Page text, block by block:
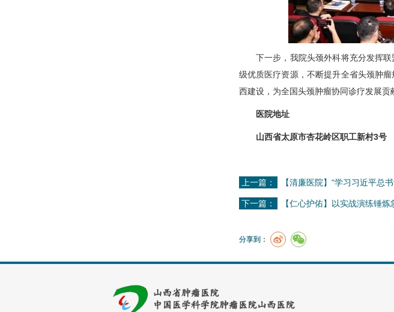
下一步，我院头颈外科将充分发挥
级优质医疗资源，不断提升全省头颈肿
西建设，为全国头颈肿瘤协同诊疗发展贡
医院地址
山西省太原市杏花岭区职工新村3号
上一篇： 【清廉医院】“学习习近平总
下一篇： 【仁心护佑】以实战演练锤
分享到：